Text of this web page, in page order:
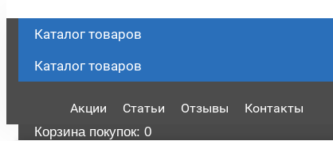
Каталог товаров
Каталог товаров
Акции Статьи Отзывы
Контакты
Корзинапокупок: 0